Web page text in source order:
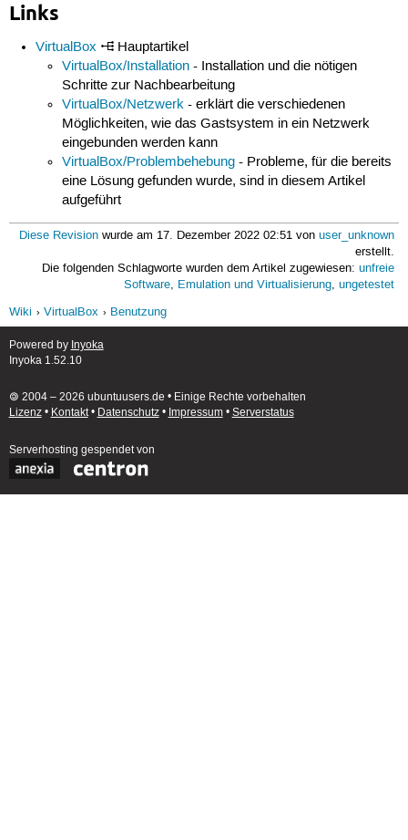
Links
VirtualBox
Hauptartikel
VirtualBox/Installation - Installation und die nötigen
Schritte zur Nachbearbeitung
VirtualBox/Netzwerk - erklärt die verschiedenen
Möglichkeiten, wie das Gastsystem in ein Netzwerk
eingebunden werden kann
VirtualBox/Problembehebung - Probleme, für die bereits
eine Lösung gefunden wurde, sind in diesem Artikel
aufgeführt
Diese Revision wurde am 17. Dezember 2022 02:51 vonuser_unknown
erstellt.
Die folgenden Schlagworte wurden dem Artikel zugewiesen:unfreie
Software, Emulation und Virtualisierung,ungetestet
Wiki
VirtualBox Benutzung
Powered by Inyoka
Inyoka 1.52.10
🄯 2004 – 2026 ubuntuusers.de • Einige Rechte vorbehalten
Lizenz• Kontakt• Datenschutz• Impressum• Serverstatus
Serverhosting gespendet von